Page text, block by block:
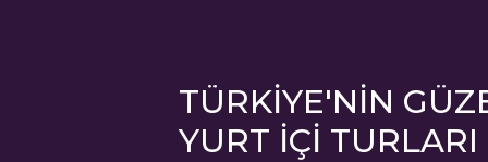
TÜRKIYE'NIN
YURT İÇI TURLARI